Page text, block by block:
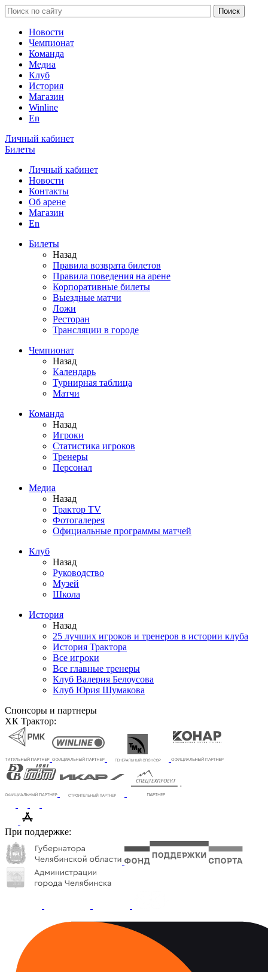
Новости
Чемпионат
Команда
Медиа
Клуб
История
Магазин
Winline
En
Личный кабинет
Билеты
Личный кабинет
Новости
Контакты
Об арене
Магазин
En
Билеты
Назад
Правила возврата билетов
Правила поведения на арене
Корпоративные билеты
Выездные матчи
Ложи
Ресторан
Трансляции в городе
Чемпионат
Назад
Календарь
Турнирная таблица
Матчи
Команда
Назад
Игроки
Статистика игроков
Тренеры
Персонал
Медиа
Назад
Трактор TV
Фотогалерея
Официальные программы матчей
Клуб
Назад
Руководство
Музей
Школа
История
Назад
25 лучших игроков и тренеров в истории клуба
История Трактора
Все игроки
Все главные тренеры
Клуб Валерия Белоусова
Клуб Юрия Шумакова
Спонсоры и партнеры
ХК Трактор:
При поддержке: